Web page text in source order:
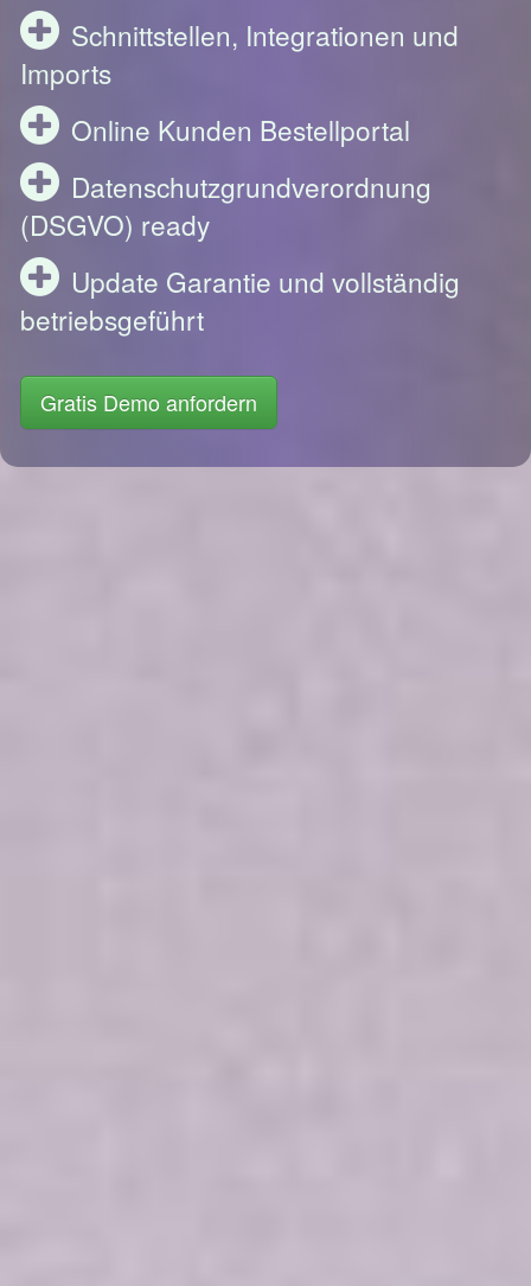
Schnittstellen, Integrationen und
Imports
Online Kunden Bestellportal
Datenschutzgrundverordnung
(DSGVO) ready
Update Garantie und vollständig
betriebsgeführt
Gratis Demo anfordern